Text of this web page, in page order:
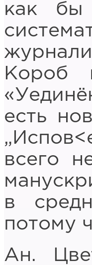
как бы
Короб
есть
всего
в
потому
Ан.